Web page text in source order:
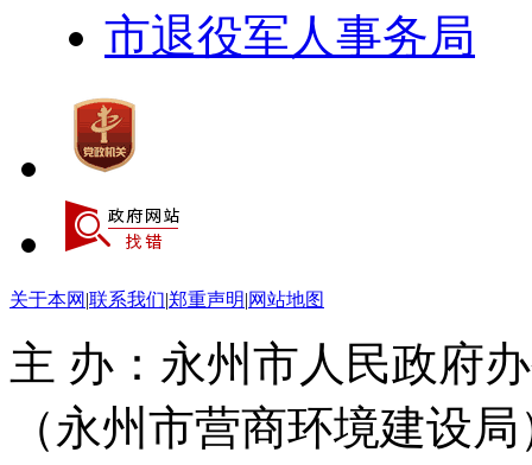
市退役军人事务局
关于本网 |联系我们|郑重声明|网站地图
主 办：永州市人民政府
（永州市营商环境建设局